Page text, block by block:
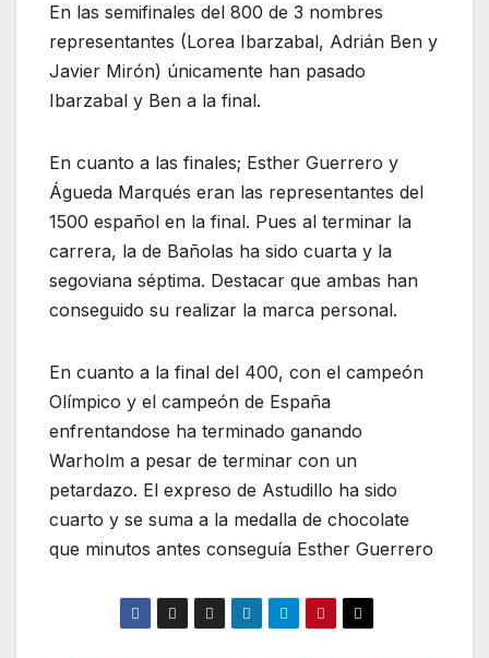
En las semifinales del 800 de 3 nombres
representantes (Lorea Ibarzabal, Adrián Ben y
Javier Mirón) únicamente han pasado
Ibarzabal y Ben a la final.
En cuanto a las finales; Esther Guerrero y
Águeda Marqués eran las representantes del
1500 español en la final. Pues al terminar la
carrera, la de Bañolas ha sido cuarta y la
segoviana séptima. Destacar que ambas han
conseguido su realizar la marca personal.
En cuanto a la final del 400, con el campeón
Olímpico y el campeón de España
enfrentandose ha terminado ganando
Warholm a pesar de terminar con un
petardazo. El expreso de Astudillo ha sido
cuarto y se suma a la medalla de chocolate
que minutos antes conseguía Esther Guerrero